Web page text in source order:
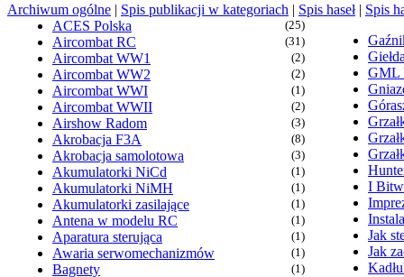
Archiwum ogólne | Spis publikacji w kategoriach | Spis haseł| Spis
ACES Polska
(25)
Aircombat RC (31)
Aircombat WW1 (2)
Aircombat WW2 (2)
Aircombat WWI (1)
Aircombat WWII (2)
Airshow Radom (3)
Akrobacja F3A (8)
Akrobacja samolotowa (3)
Akumulatorki NiCd (1)
Akumulatorki NiMH (1)
Akumulatorki zasilające (1)
Antena w modelu RC (1)
Aparatura sterująca (1)
Awaria serwomechanizmów (1)
Bagnety (1)
GML
I
Jak
Jak